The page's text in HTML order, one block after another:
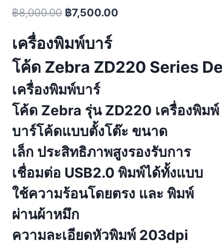
฿8,000.00 Original
was:
฿8,000.00.
฿7,500.00
฿7,500.00.
เครื่องพิมพ์บาร์
โค้ด Zebra ZD220 Series
เครื่องพิมพ์บาร์
โค้ด Zebra รุ่น ZD220 เครื่องพิมพ์
บาร์โค้ดแบบตั้งโต๊ะ ขนาด
เล็ก ประสิทธิภาพสูงรองรับการ
เชื่อมต่อ USB2.0 พิมพ์ได้ทั้งแบบ
ใช้ความร้อนโดยตรง และ พิมพ์
ผ่านผ้าหมึก
ความละเอียดหัวพิมพ์ 203dpi